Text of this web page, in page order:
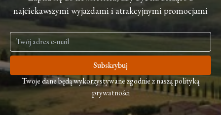
najciekawszymi wyjazdami i atrakcyjnymi promocjami
Subskrybuj
Twoje dane będą wykorzystywane zgodnie z naszą polityką
prywatności